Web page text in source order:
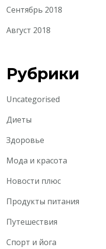
Сентябрь 2018
Август 2018
Рубрики
Uncategorised
Диеты
Здоровье
Мода и красота
Новости плюс
Продукты питания
Путешествия
Спорт и йога